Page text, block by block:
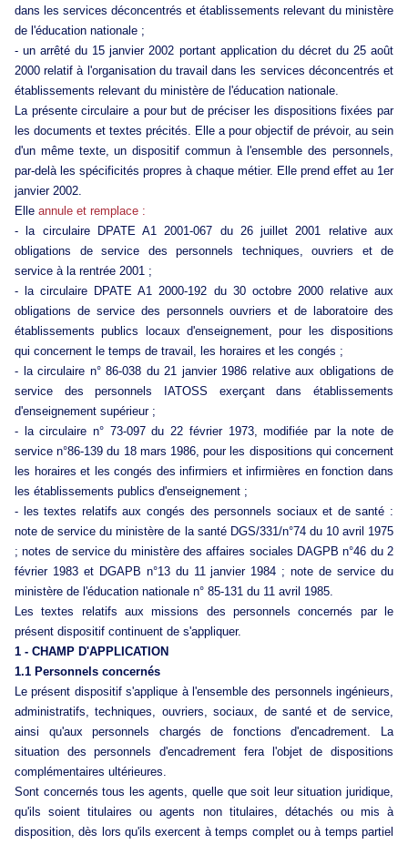
dans les services déconcentrés et établissements relevant du ministère
de l'éducation nationale ;
- un arrêté du 15 janvier 2002 portant application du décret du 25 août
2000 relatif à l'organisation du travail dans les services déconcentrés et
établissements relevant du ministère de l'éducation nationale.
La présente circulaire a pour but de préciser les dispositions fixées par
les documents et textes précités. Elle a pour objectif de prévoir, au sein
d'un même texte, un dispositif commun à l'ensemble des personnels,
par-delà les spécificités propres à chaque métier. Elle prend effet au 1er
janvier 2002.
Elle annule et remplace :
- la circulaire DPATE A1 2001-067 du 26 juillet 2001 relative aux
obligations de service des personnels techniques, ouvriers et de
service à la rentrée 2001 ;
- la circulaire DPATE A1 2000-192 du 30 octobre 2000 relative aux
obligations de service des personnels ouvriers et de laboratoire des
établissements publics locaux d'enseignement, pour les dispositions
qui concernent le temps de travail, les horaires et les congés ;
- la circulaire n° 86-038 du 21 janvier 1986 relative aux obligations de
service des personnels IATOSS exerçant dans établissements
d'enseignement supérieur ;
- la circulaire n° 73-097 du 22 février 1973, modifiée par la note de
service n°86-139 du 18 mars 1986, pour les dispositions qui concernent
les horaires et les congés des infirmiers et infirmières en fonction dans
les établissements publics d'enseignement ;
- les textes relatifs aux congés des personnels sociaux et de santé :
note de service du ministère de la santé DGS/331/n°74 du 10 avril 1975
; notes de service du ministère des affaires sociales DAGPB n°46 du 2
février 1983 et DGAPB n°13 du 11 janvier 1984 ; note de service du
ministère de l'éducation nationale n° 85-131 du 11 avril 1985.
Les textes relatifs aux missions des personnels concernés par le
présent dispositif continuent de s'appliquer.
1 - CHAMP D'APPLICATION
1.1 Personnels concernés
Le présent dispositif s'applique à l'ensemble des personnels ingénieurs,
administratifs, techniques, ouvriers, sociaux, de santé et de service,
ainsi qu'aux personnels chargés de fonctions d'encadrement. La
situation des personnels d'encadrement fera l'objet de dispositions
complémentaires ultérieures.
Sont concernés tous les agents, quelle que soit leur situation juridique,
qu'ils soient titulaires ou agents non titulaires, détachés ou mis à
disposition, dès lors qu'ils exercent à temps complet ou à temps partiel